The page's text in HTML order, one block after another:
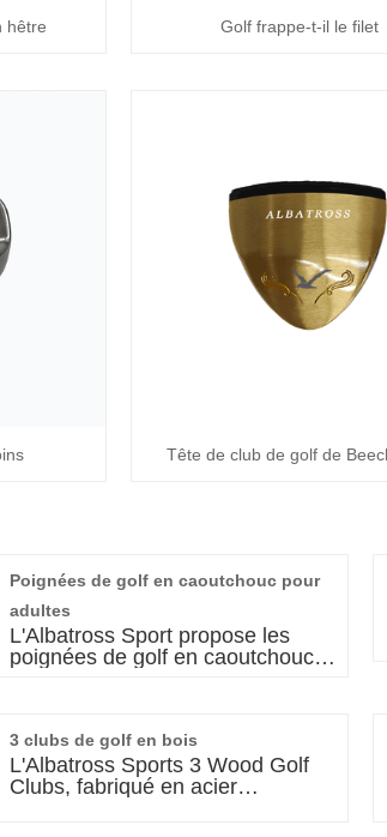
hêtre Golf frappe-t-il le filet
Tête de club de golf de
Poignées de golf en caoutchouc pour
adultes
L'Albatross Sport propose les
poignées de golf en caoutchouc
performances et de confort. Cette
poignée présente un ajustement
profilé, un confort amélioré, une
3 clubs de golf en bois
L'Albatross Sports 3 Wood Golf
Clubs, fabriqué en acier